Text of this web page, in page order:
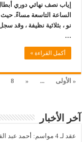
إياب نصف نهائي دوري
الساعة التاسعة مساءً.
نو ، بثلاثية نظيفة ،
…
أكمل القراءة »
« الأولى ...
«
8
آخر الأخبار
عقد لـ 4 مواسم: أحمد عبد القادر في طريقه لبيراميدز